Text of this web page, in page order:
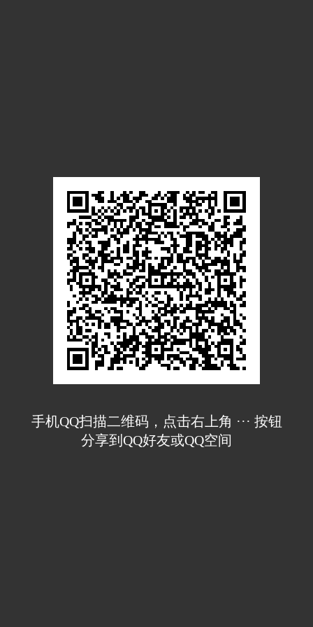
手机QQ扫描二维码，点击右上角 ··· 按钮
分享到QQ好友或QQ空间